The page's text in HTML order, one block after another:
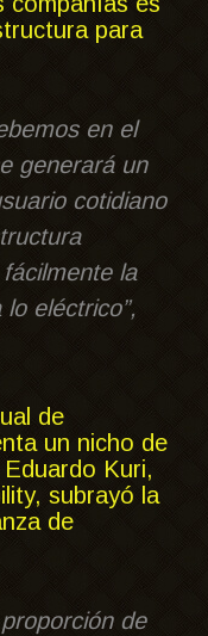
para
en el
generará un
cotidiano
la
eléctrico”,
de
un nicho de
Kuri,
subrayó la
de
de